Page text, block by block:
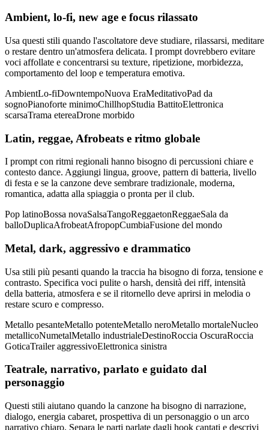
Ambient, lo-fi, new age e focus rilassato
Usa questi stili quando l'ascoltatore deve studiare, rilassarsi, meditare
o restare dentro un'atmosfera delicata. I prompt dovrebbero evitare
voci affollate e concentrarsi su texture, ripetizione, morbidezza,
comportamento del loop e temperatura emotiva.
AmbientLo-fiDowntempoNuova EraMeditativoPad da
sognoPianoforte minimoChillhopStudia BattitoElettronica
scarsaTrama etereaDrone morbido
Latin, reggae, Afrobeats e ritmo globale
I prompt con ritmi regionali hanno bisogno di percussioni chiare e
contesto dance. Aggiungi lingua, groove, pattern di batteria, livello
di festa e se la canzone deve sembrare tradizionale, moderna,
romantica, adatta alla spiaggia o pronta per il club.
Pop latinoBossa novaSalsaTangoReggaetonReggaeSala da
balloDuplicaAfrobeatAfropopCumbiaFusione del mondo
Metal, dark, aggressivo e drammatico
Usa stili più pesanti quando la traccia ha bisogno di forza, tensione e
contrasto. Specifica voci pulite o harsh, densità dei riff, intensità
della batteria, atmosfera e se il ritornello deve aprirsi in melodia o
restare scuro e compresso.
Metallo pesanteMetallo potenteMetallo neroMetallo mortaleNucleo
metallicoNumetalMetallo industrialeDestinoRoccia OscuraRoccia
GoticaTrailer aggressivoElettronica sinistra
Teatrale, narrativo, parlato e guidato dal
personaggio
Questi stili aiutano quando la canzone ha bisogno di narrazione,
dialogo, energia cabaret, prospettiva di un personaggio o un arco
narrativo chiaro. Separa le parti parlate dagli hook cantati e descrivi